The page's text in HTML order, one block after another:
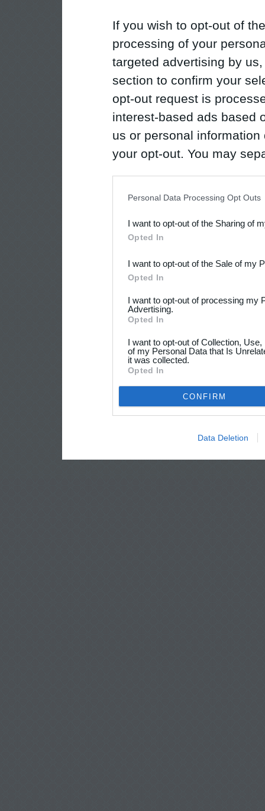
If you wish to opt-out of
processing of your
targeted advertising by
section to confirm your
opt-out request is
interest-based ads based
us or personal
your opt-out. You may
Downstream Participants
third parties.
Personal Data Processing Opt Outs
I want to opt-out of the Sharing of
Opted In
I want to opt-out of the Sale of my
Opted In
I want to opt-out of processing my
Advertising.
Opted In
I want to opt-out of Collection,
of my Personal Data that Is
it was collected.
Opted In
CONFIRM
Data Deletion